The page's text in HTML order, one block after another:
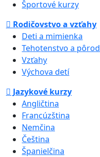
Športové kurzy
Rodičovstvo a vzťahy
Deti a mimienka
Tehotenstvo a pôrod
Vzťahy
Výchova detí
Jazykové kurzy
Angličtina
Francúzština
Nemčina
Čeština
Španielčina